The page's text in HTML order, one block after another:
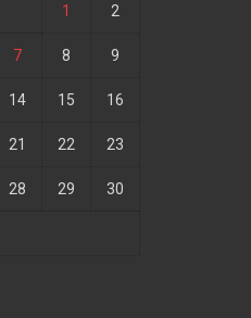
1 2
7 8 9
14 15 16
21 22 23
28 29 30